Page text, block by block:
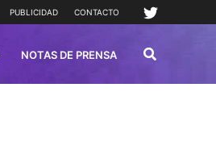
PUBLICIDAD CONTACTO
NOTAS DE PRENSA